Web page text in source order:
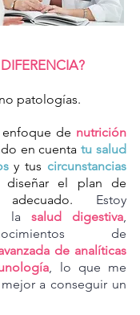
patologías.
de nutrición
en cuentatu salud
y tus circunstancias
diseñar el plan de
Estoy
la salud digestiva,
de
de analíticas
, lo que me
a conseguir un